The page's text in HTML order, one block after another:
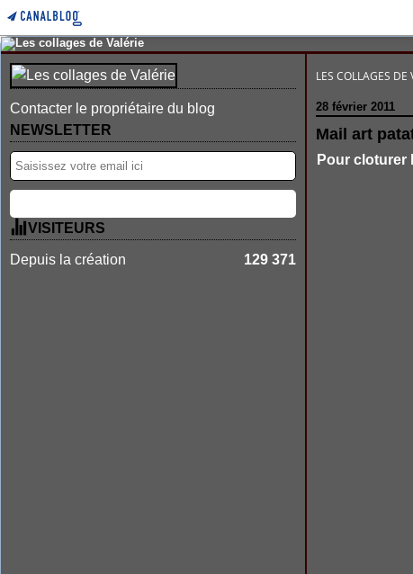
Contacter le propriétaire du blog
NEWSLETTER
VISITEURS
Depuis la création 129 371
LES COLLAGES DE
28 février 2011
Mail art
Pour cloturer